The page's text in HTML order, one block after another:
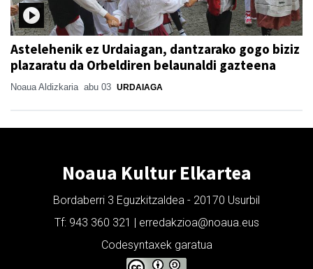
Astelehenik ez Urdaiagan, dantzarako gogo biziz
plazaratu da Orbeldiren belaunaldi gazteena
Noaua Aldizkaria abu 03 URDAIAGA
Noaua Kultur Elkartea
Bordaberri 3 Eguzkitzaldea - 20170 Usurbil
Tf: 943 360 321 | erredakzioa@noaua.eus
Codesyntaxek garatua